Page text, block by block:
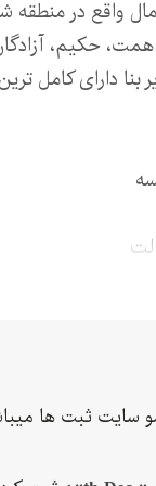
واقع در منطقه
حکیم،
بنا دارای کامل
لت
سایت ثبت ها